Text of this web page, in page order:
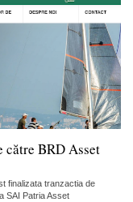
către BRD Asset
finalizata tranzactia de
SAI Patria Asset